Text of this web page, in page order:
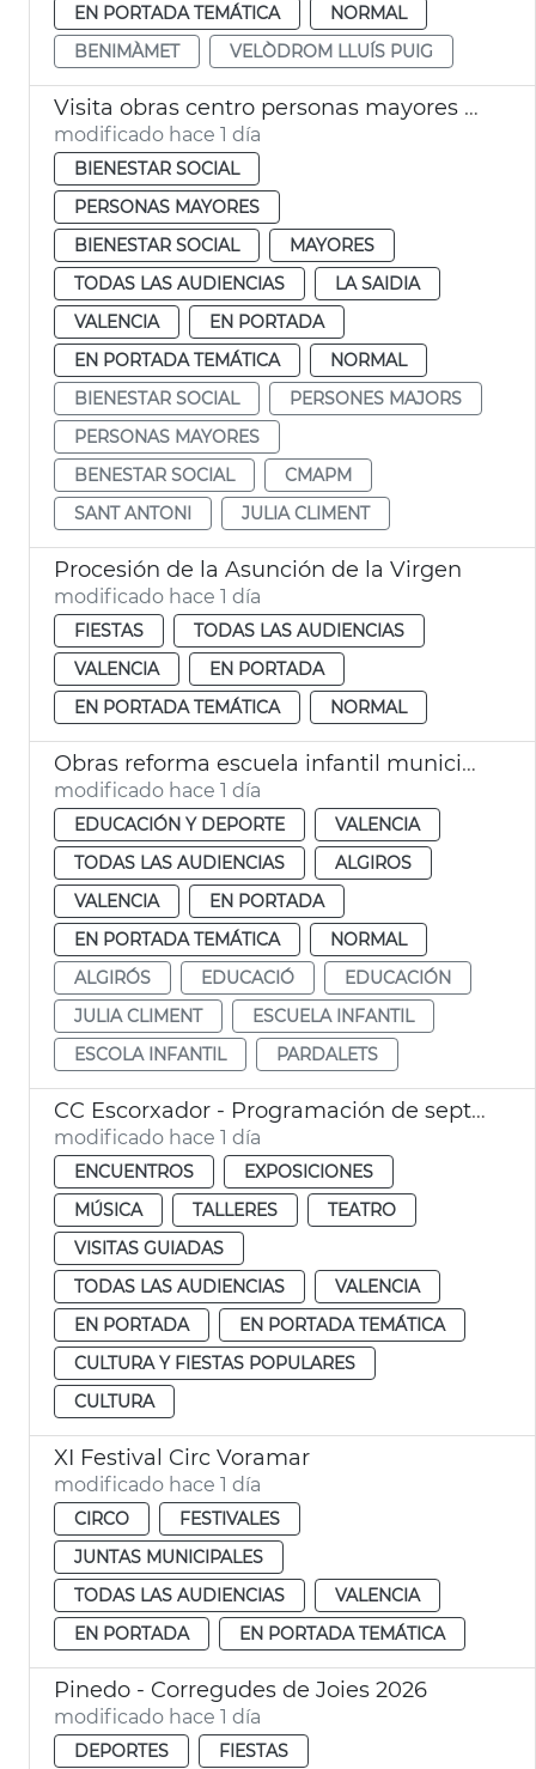
EN PORTADA TEMÁTICA
NORMAL
BENIMÀMET
VELÒDROM LLUÍS PUIG
Visita obras centro personas mayores Sant Antoni València
modificado hace 1 día
BIENESTAR SOCIAL
PERSONAS MAYORES
BIENESTAR SOCIAL
MAYORES
TODAS LAS AUDIENCIAS
LA SAIDIA
VALENCIA
EN PORTADA
EN PORTADA TEMÁTICA
NORMAL
BIENESTAR SOCIAL
PERSONES MAJORS
PERSONAS MAYORES
BENESTAR SOCIAL
CMAPM
SANT ANTONI
JULIA CLIMENT
Procesión de la Asunción de la Virgen
modificado hace 1 día
FIESTAS
TODAS LAS AUDIENCIAS
VALENCIA
EN PORTADA
EN PORTADA TEMÁTICA
NORMAL
Obras reforma escuela infantil municipal Pardalets
modificado hace 1 día
EDUCACIÓN Y DEPORTE
VALENCIA
TODAS LAS AUDIENCIAS
ALGIROS
VALENCIA
EN PORTADA
EN PORTADA TEMÁTICA
NORMAL
ALGIRÓS
EDUCACIÓ
EDUCACIÓN
JULIA CLIMENT
ESCUELA INFANTIL
ESCOLA INFANTIL
PARDALETS
CC Escorxador - Programación de septiembre
modificado hace 1 día
ENCUENTROS
EXPOSICIONES
MÚSICA
TALLERES
TEATRO
VISITAS GUIADAS
TODAS LAS AUDIENCIAS
VALENCIA
EN PORTADA
EN PORTADA TEMÁTICA
CULTURA Y FIESTAS POPULARES
CULTURA
XI Festival Circ Voramar
modificado hace 1 día
CIRCO
FESTIVALES
JUNTAS MUNICIPALES
TODAS LAS AUDIENCIAS
VALENCIA
EN PORTADA
EN PORTADA TEMÁTICA
Pinedo - Corregudes de Joies 2026
modificado hace 1 día
DEPORTES FIESTAS